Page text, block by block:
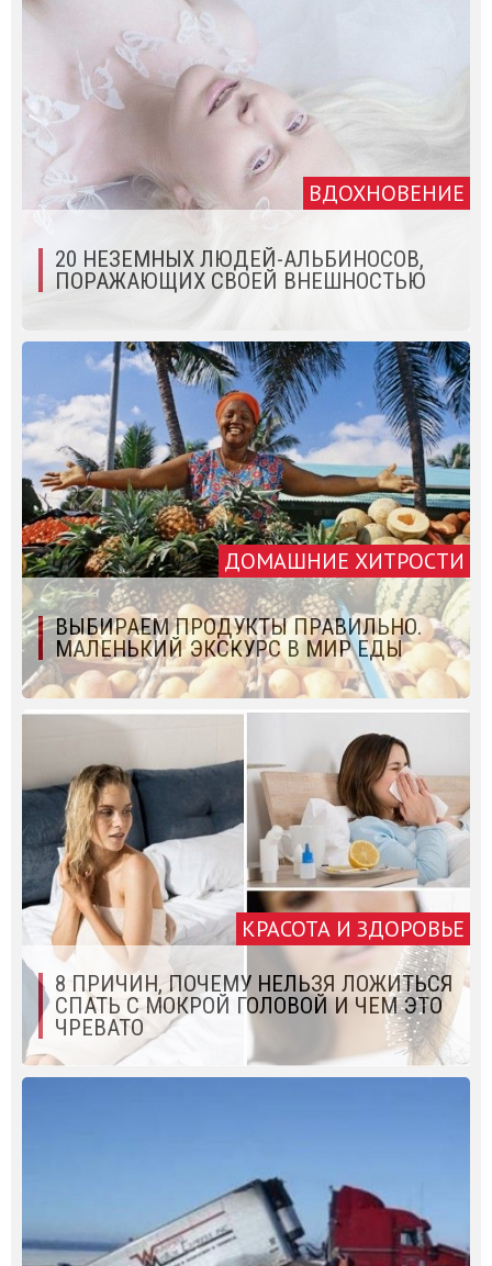
ВДОХНОВЕНИЕ
20 НЕЗЕМНЫХ ЛЮДЕЙ-АЛЬБИНОСОВ,
ПОРАЖАЮЩИХ СВОЕЙ ВНЕШНОСТЬЮ
ДОМАШНИЕ ХИТРОСТИ
ВЫБИРАЕМ ПРОДУКТЫ ПРАВИЛЬНО.
МАЛЕНЬКИЙ ЭКСКУРС В МИР ЕДЫ
КРАСОТА И ЗДОРОВЬЕ
8 ПРИЧИН, ПОЧЕМУ НЕЛЬЗЯ ЛОЖИТЬСЯ
СПАТЬ С МОКРОЙ ГОЛОВОЙ И ЧЕМ ЭТО
ЧРЕВАТО